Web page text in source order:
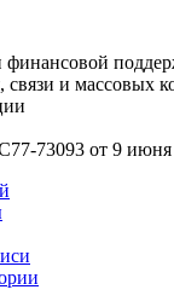
связи и массовых
73093 от 9 июня